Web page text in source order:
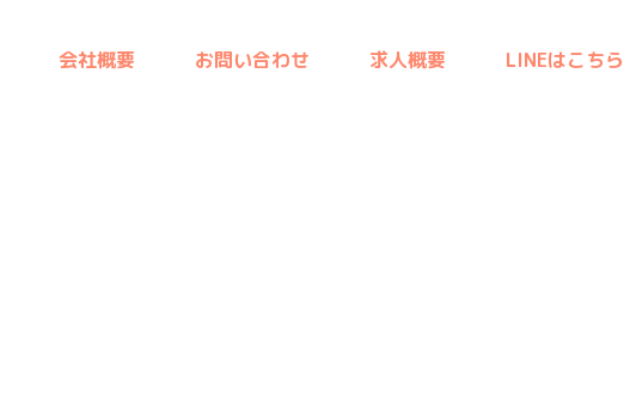
会社概要 お問い合わせ 求人概要 LINEはこちら